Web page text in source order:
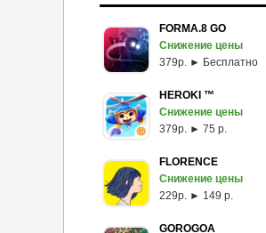
FORMA.8 GO
Снижение цены
379p. ► Бесплатно
HEROKI ™
Снижение цены
379p. ► 75 р.
FLORENCE
Снижение цены
229p. ► 149 р.
GOROGOA